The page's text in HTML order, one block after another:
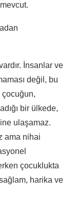
İnsanlar ve
değil, bu
çocuğun,
bir ülkede,
ulaşamaz.
ama nihai
çocuklukta
harika ve